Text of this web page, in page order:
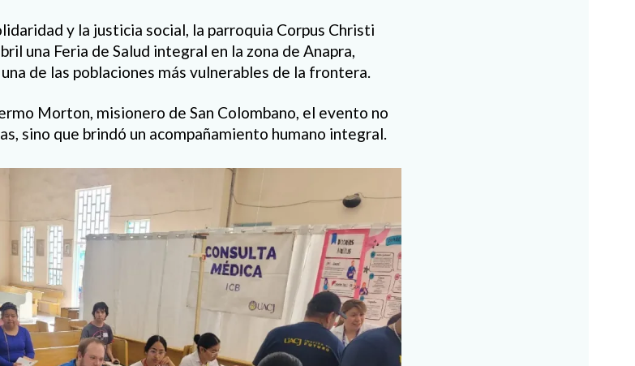
y la justicia social, la parroquia Corpus Christi
una Feria de Salud integral en la zona de Anapra,
de las poblaciones más vulnerables de la frontera.
Morton, misionero de San Colombano, el evento no
sino que brindó un acompañamiento humano integral.